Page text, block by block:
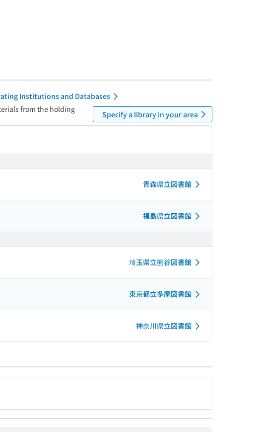
Institutions and Databases
from the holding
Specify a library in your area
青森県立図書館
福島県立図書館
埼玉県立熊谷図書館
東京都立多摩図書館
神奈川県立図書館